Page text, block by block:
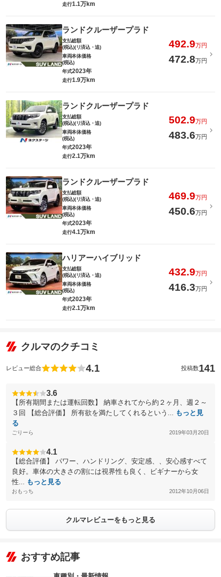
走行1.1万km
ランドクルーザープラド
支払総額
(税込)(リ済込・追)
492.9万円
車両本体価格
(税込)
472.8万円
年式2023年
走行1.9万km
ランドクルーザープラド
支払総額
(税込)(リ済込・追)
502.9万円
車両本体価格
(税込)
483.6万円
年式2023年
走行2.1万km
ランドクルーザープラド
支払総額
(税込)(リ済込・追)
469.9万円
車両本体価格
(税込)
450.6万円
年式2023年
走行4.1万km
ハリアーハイブリッド
支払総額
(税込)(リ済込・追)
432.9万円
車両本体価格
(税込)
416.3万円
年式2023年
走行2.1万km
クルマのクチコミ
レビュー総合 4.1 投稿数141
3.6
【所有期間または運転回数】 納車されてから約２ヶ月、週２～
３回 【総合評価】 所有欲を満たしてくれるという...
もっと見
る
ごりーら 2019年03月20日
4.1
【総合評価】 パワー、ハンドリング、安定感、、安心感すべて
良好。車体の大きさの割には視界性も良く、ビギナーから女
性...
もっと見る
おもっち 2012年10月06日
クルマレビューをもっと見る
おすすめ記事